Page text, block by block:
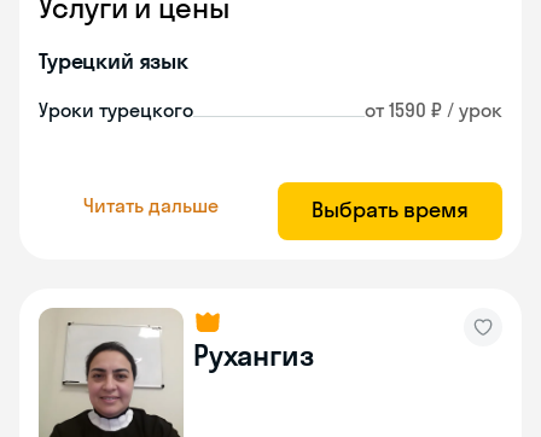
Услуги и цены
Турецкий язык
Уроки турецкого от 1590 ₽ / урок
Читать дальше Выбрать время
Рухангиз